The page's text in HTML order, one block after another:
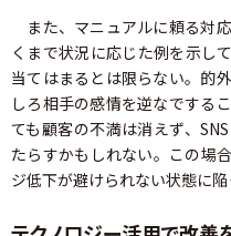
また、マニュアルに頼る対
くまで状況に応じた例を示し
当てはまるとは限らない。的
しろ相手の感情を逆なでする
ても顧客の不満は消えず、
たらすかもしれない。この場
ジ低下が避けられない状態に陥